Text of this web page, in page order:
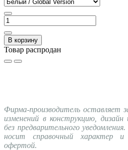
В корзину
Товар распродан
Фирма-производитель оставляет
изменений в конструкцию,
без предварительного
носит справочный характер и
офертой.